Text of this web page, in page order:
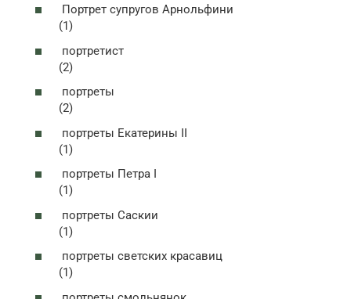
Портрет супругов Арнольфини
(1)
портретист
(2)
портреты
(2)
портреты Екатерины II
(1)
портреты Петра I
(1)
портреты Саскии
(1)
портреты светских красавиц
(1)